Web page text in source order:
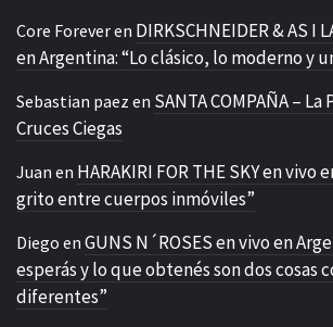
Core Foreveren DIRKSCHNEIDER & AS I
en Argentina: “Lo clásico, lo moderno y
Sebastian paez en SANTA COMPAÑA –
Cruces Ciegas
Juan en HARAKIRI FOR THE SKY en vivo
grito entre cuerpos inmóviles”
Diego en GUNS N´ROSES en vivo en
esperás y lo que obtenés son dos cosas
diferentes”